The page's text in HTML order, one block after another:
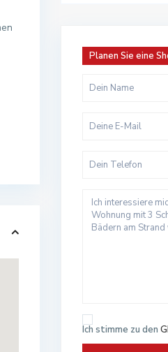
Planen Sie eine
Ich stimme zu den